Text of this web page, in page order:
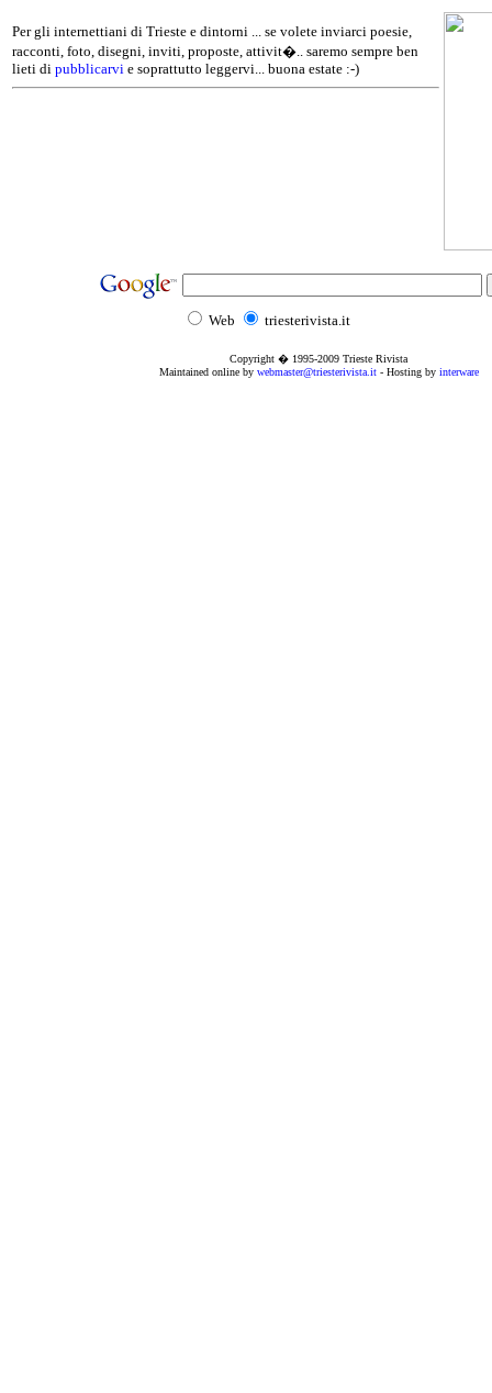
Per gli internettiani di Trieste e dintorni ... se volete inviarci poesie,
racconti, foto, disegni, inviti, proposte, attivit�.. saremo sempre ben
lieti di pubblicarvi e soprattutto leggervi... buona estate :-)
Web triesterivista.it
Copyright � 1995-2009 Trieste Rivista
Maintained online by webmaster@triesterivista.it- Hosting by interware